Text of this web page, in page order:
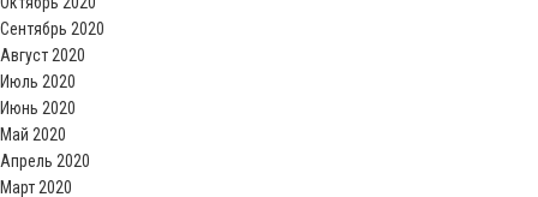
Сентябрь 2020
Август 2020
Июль 2020
Июнь 2020
Май 2020
Апрель 2020
Март 2020